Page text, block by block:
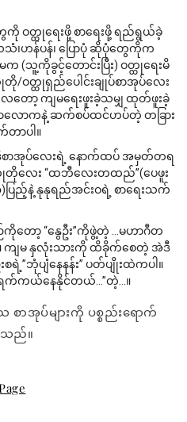
ဝတ္ထုရေးဖို့ စာရေးဖို့ ရည်ရွယ်ခဲ့
ဟန်ပန်၊ ပြောပုံ ဆိုပုံတွေကိုက
(သူ့ကိုခွင့်တောင်းပြီး) ဝတ္ထုရေးမိ
/ဝတ္ထုရှည်ပေါင်းချုပ်စာအုပ်လေး
တော့ ကျမရေးဖူးခဲ့သမျှ ထုတ်ဖူးခဲ့
လောကနဲ့ ဆက်စပ်ထင်ဟပ်တဲ့ တခြား
ာပါ။
စာအုပ်လေးရဲ့ နောက်ထပ် အမှတ်တရ
လေး “ထဘီလေးတထည်”(ပေဖူး
)ပြည့်နဲ့ နုနုရည်အင်းဝရဲ့ စာရေးသက်
ကိုတော့ “နွေဦး”ကိုဖွဲ့တဲ့ …မဟာဂီတ
ကျမ နှလုံးသားကို ထိခိုက်စေတဲ့ အဲဒီ
ရဲ့”ဘုံပျံနေနန်း” ပတ်ပျိုးထဲကပါ။
ရက်ကယ်နေနိုင်တယ်…”တဲ့…။
ာအုပ်များကို ပစ္စည်းရောက်
သည်။